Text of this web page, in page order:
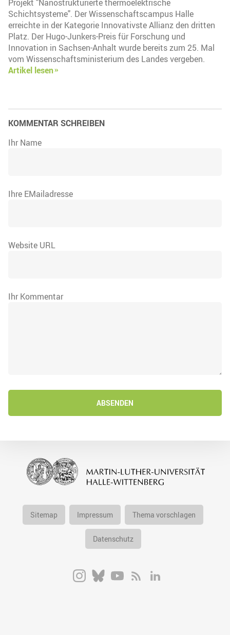
Projekt "Nanostrukturierte thermoelektrische
Schichtsysteme". Der Wissenschaftscampus Halle
erreichte in der Kategorie Innovativste Allianz den dritten
Platz. Der Hugo-Junkers-Preis für Forschung und
Innovation in Sachsen-Anhalt wurde bereits zum 25. Mal
vom Wissenschaftsministerium des Landes vergeben.
Artikel lesen
KOMMENTAR SCHREIBEN
Ihr Name
Ihre EMailadresse
Website URL
Ihr Kommentar
ABSENDEN
Sitemap Impressum Thema vorschlagen
Datenschutz